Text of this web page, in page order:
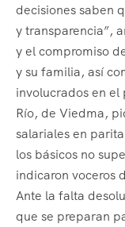
decisiones saben
y transparencia”,
y el compromiso
y su familia, así
involucrados en el
Río, de Viedma,
salariales en
los básicos no
indicaron voceros
Ante la falta
que se preparan